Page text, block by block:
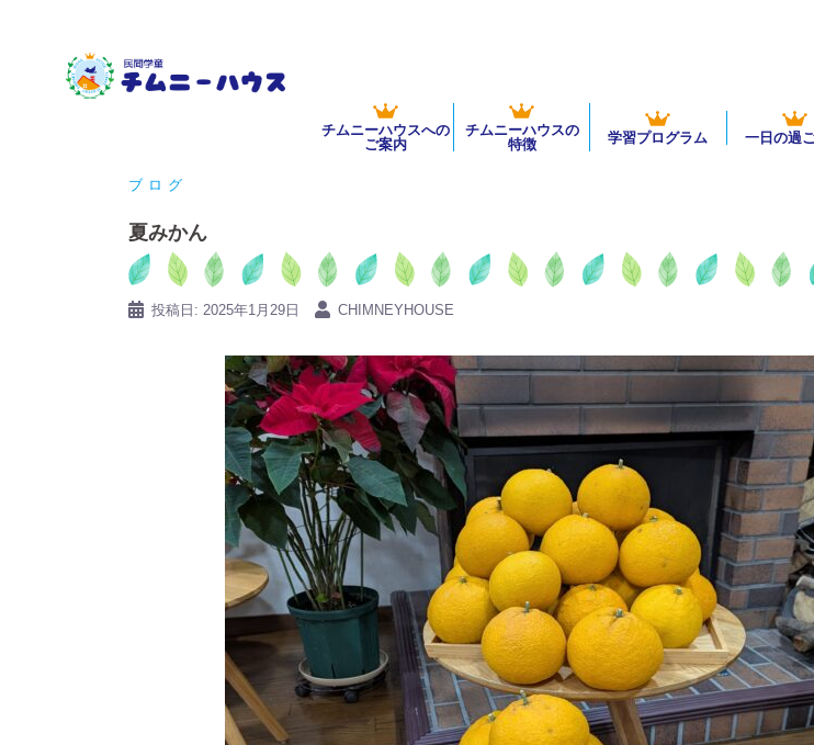
チムニーハウスへの
ご案内
チムニーハウスの
特徴
学習プログラム 一日の過
ブログ
夏みかん
投稿日: 2025年1月29日 CHIMNEYHOUSE